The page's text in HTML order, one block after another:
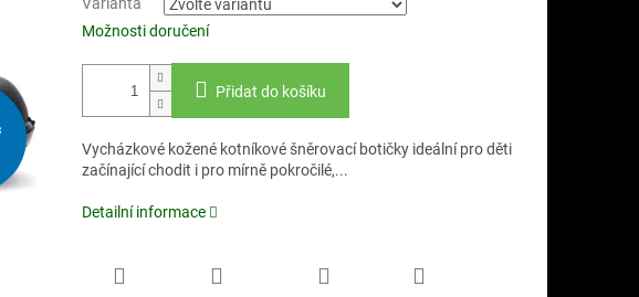
Varianta
Možnosti doručení
Přidat do košíku
Vycházkové kožené kotníkové šněrovací botičky ideální pro děti
začínající chodit i pro mírně pokročilé,...
Detailní informace